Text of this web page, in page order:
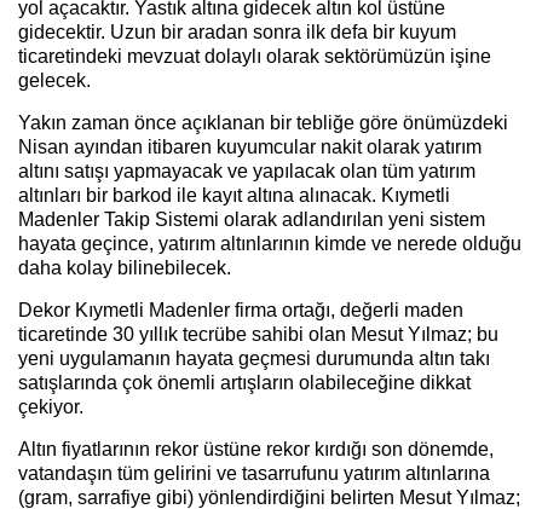
yol açacaktır. Yastık altına gidecek altın kol üstüne
gidecektir. Uzun bir aradan sonra ilk defa bir kuyum
ticaretindeki mevzuat dolaylı olarak sektörümüzün işine
gelecek.
Yakın zaman önce açıklanan bir tebliğe göre önümüzdeki
Nisan ayından itibaren kuyumcular nakit olarak yatırım
altını satışı yapmayacak ve yapılacak olan tüm yatırım
altınları bir barkod ile kayıt altına alınacak. Kıymetli
Madenler Takip Sistemi olarak adlandırılan yeni sistem
hayata geçince, yatırım altınlarının kimde ve nerede olduğu
daha kolay bilinebilecek.
Dekor Kıymetli Madenler firma ortağı, değerli maden
ticaretinde 30 yıllık tecrübe sahibi olan Mesut Yılmaz; bu
yeni uygulamanın hayata geçmesi durumunda altın takı
satışlarında çok önemli artışların olabileceğine dikkat
çekiyor.
Altın fiyatlarının rekor üstüne rekor kırdığı son dönemde,
vatandaşın tüm gelirini ve tasarrufunu yatırım altınlarına
(gram, sarrafiye gibi) yönlendirdiğini belirten Mesut Yılmaz;